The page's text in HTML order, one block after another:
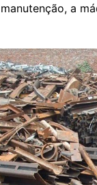
a